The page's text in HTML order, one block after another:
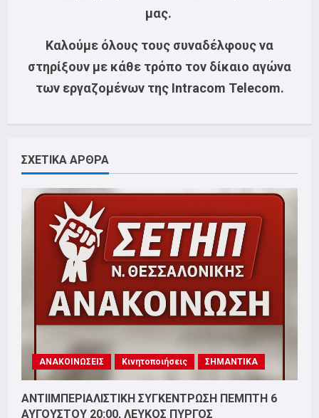
μας.
Καλούμε όλους τους συναδέλφους να
στηρίξουν με κάθε τρόπο τον δίκαιο αγώνα
των εργαζομένων της Intracom Telecom.
ΣΧΕΤΙΚΑ ΑΡΘΡΑ
ΑΝΑΚΟΙΝΩΣΕΙΣ Κινητοποιήσεις ΣΗΜΑΝΤΙΚΑ
ΑΝΤΙΙΜΠΕΡΙΑΛΙΣΤΙΚΗ ΣΥΓΚΕΝΤΡΩΣΗ ΠΕΜΠΤΗ 6
ΑΥΓΟΥΣΤΟΥ 20:00, ΛΕΥΚΟΣ ΠΥΡΓΟΣ